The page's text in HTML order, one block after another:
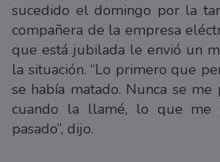
sucedido el domingo por la
compañera de la empresa
que está jubilada le envió un
la situación. “Lo primero que
se había matado. Nunca se me
cuando la llamé, lo que me
pasado”, dijo.